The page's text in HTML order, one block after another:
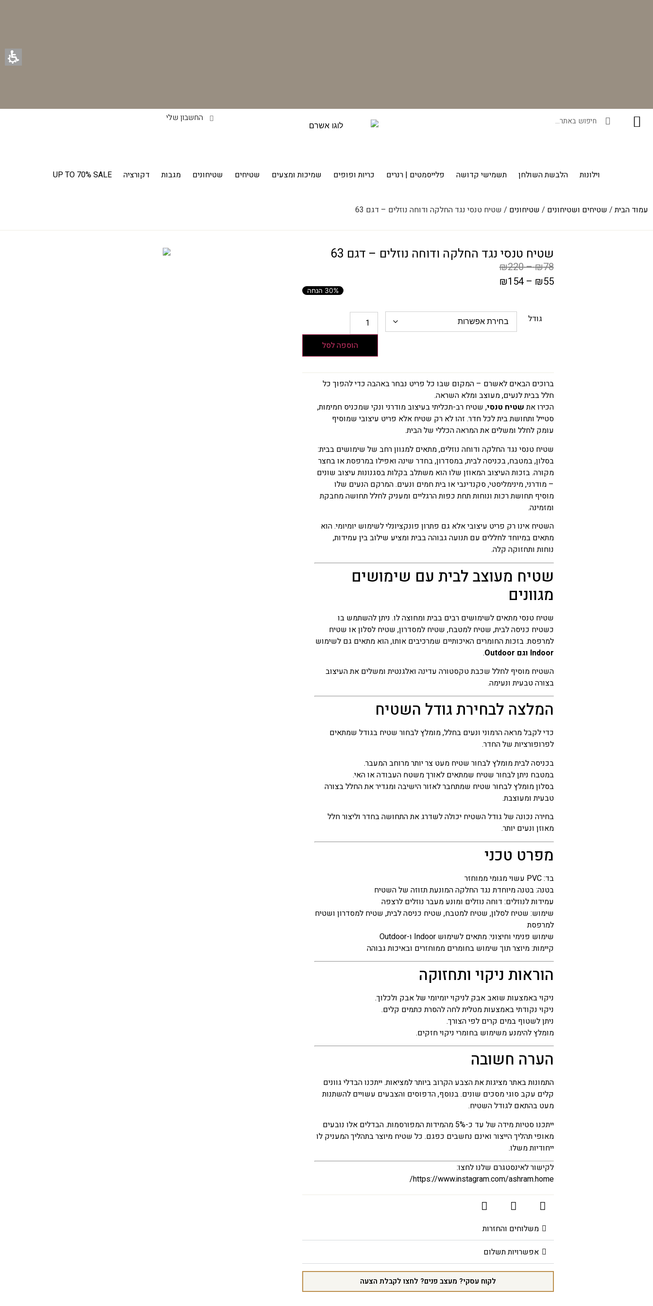
החשבון שלי
וילונות הלבשת השולחן תשמישי קדושה פלייסמטים | רנרים כריות ופופים שמיכות ומצעים שטיחים שטיחונים מגבות דקורציה UP TO 70% SALE
עמוד הבית/ שטיחים ושטיחונים / שטיחונים / שטיח טנסי נגד החלקה ודוחה נוזלים – דגם 63
שטיח טנסי נגד החלקה ודוחה נוזלים – דגם 63
₪78
–
₪220
₪55
–
₪154
הוא
טווח
מחירים:
⁦₪78⁩
עד
המחיר
הנוכחי
הוא
₪55
–
₪154
טווח
עד
30% הנחה
גודל
הוספה לסל
ברוכים הבאים לאשרם – המקום שבו כל פריט נבחר באהבה כדי להפוך כל
חלל בבית לנעים, מעוצב ומלא השראה.
הכירו אתשטיח טנסי, שטיח רב-תכליתי בעיצוב מודרני ונקי שמכניס חמימות,
סטייל ותחושת בית לכל חדר. זהו לא רק שטיח אלא פריט עיצובי שמוסיף
עומק לחלל ומשלים את המראה הכללי של הבית.
שטיח טנסי נגד החלקה ודוחה נוזלים, מתאים למגוון רחב של שימושים בבית:
בסלון, במטבח, בכניסה לבית, במסדרון, בחדר שינה ואפילו במרפסת או בחצר
מקורה. בזכות העיצוב המאוזן שלו הוא משתלב בקלות בסגנונות עיצוב שונים
– מודרני, מינימליסטי, סקנדינבי או בית חמים ונעים. המרקם הנעים שלו
מוסיף תחושת רכות ונוחות תחת כפות הרגליים ומעניק לחלל תחושה מחבקת
ומזמינה.
השטיח אינו רק פריט עיצובי אלא גם פתרון פונקציונלי לשימוש יומיומי. הוא
מתאים במיוחד לחללים עם תנועה גבוהה בבית ומציע שילוב בין עמידות,
נוחות ותחזוקה קלה.
שטיח מעוצב לבית עם שימושים
מגוונים
שטיח טנסי מתאים לשימושים רבים בבית ומחוצה לו. ניתן להשתמש בו
כשטיח כניסה לבית, שטיח למטבח, שטיח למסדרון, שטיח לסלון או שטיח
למרפסת. בזכות החומרים האיכותיים שמרכיבים אותו, הוא מתאים גם לשימוש
Indoor וגם Outdoor
.
השטיח מוסיף לחלל שכבת טקסטורה עדינה ואלגנטית ומשלים את העיצוב
בצורה טבעית ונעימה.
המלצה לבחירת גודל השטיח
כדי לקבל מראה הרמוני ונעים בחלל, מומלץ לבחור שטיח בגודל שמתאים
לפרופורציות של החדר.
בכניסה לבית מומלץ לבחור שטיח מעט צר יותר מרוחב המעבר.
במטבח ניתן לבחור שטיח שמתאים לאורך משטח העבודה או האי.
בסלון מומלץ לבחור שטיח שמתחבר לאזור הישיבה ומגדיר את החלל בצורה
טבעית ומעוצבת.
בחירה נכונה של גודל השטיח יכולה לשדרג את התחושה בחדר וליצור חלל
מאוזן ונעים יותר.
מפרט טכני
בד: PVC עשוי מגומי ממוחזר
בטנה: בטנה מיוחדת נגד החלקה המונעת תזוזה של השטיח
עמידות לנוזלים: דוחה נוזלים ומונע מעבר נוזלים לרצפה
שימוש: שטיח לסלון, שטיח למטבח, שטיח כניסה לבית, שטיח למסדרון ושטיח
למרפסת
שימוש פנימי וחיצוני: מתאים לשימוש Indoor ו-Outdoor
קיימות: מיוצר תוך שימוש בחומרים ממוחזרים ובאיכות גבוהה
הוראות ניקוי ותחזוקה
ניקוי באמצעות שואב אבק לניקוי יומיומי של אבק ולכלוך.
ניקוי נקודתי באמצעות מטלית לחה להסרת כתמים קלים.
ניתן לשטוף במים קרים לפי הצורך.
מומלץ להימנע משימוש בחומרי ניקוי חזקים.
הערה חשובה
התמונות באתר מציגות את הצבע הקרוב ביותר למציאות. ייתכנו הבדלי גוונים
קלים עקב סוגי מסכים שונים. בנוסף, הדפוסים והצבעים עשויים להשתנות
מעט בהתאם לגודל השטיח.
ייתכנו סטיות מידה של עד כ-5% מהמידות המפורסמות. הבדלים אלו נובעים
מאופי תהליך הייצור ואינם נחשבים כפגם. כל שטיח מיוצר בתהליך המעניק לו
ייחודיות משלו.
לקישור לאינסטגרם שלנו לחצו:
https://www.instagram.com/ashram.home/
משלוחים והחזרות
אפשרויות תשלום
לקוח עסקי? מעצב פנים? לחצו לקבלת הצעה